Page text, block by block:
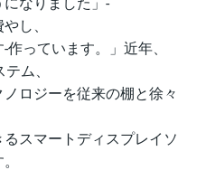
なりました」-
し、
っています。」近年、
ム、
ロジーを従来の棚と徐々
スマートディスプレイソ